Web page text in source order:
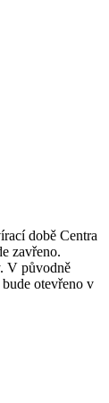
době Centra
zavřeno.
V původně
otevřeno v